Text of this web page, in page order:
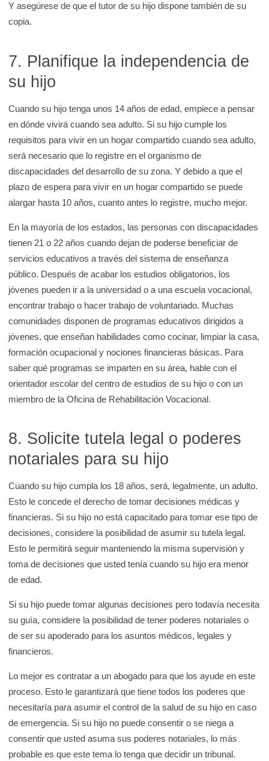
Y asegúrese de que el tutor de su hijo dispone también de su
copia.
7. Planifique la independencia de
su hijo
Cuando su hijo tenga unos 14 años de edad, empiece a pensar
en dónde vivirá cuando sea adulto. Si su hijo cumple los
requisitos para vivir en un hogar compartido cuando sea adulto,
será necesario que lo registre en el organismo de
discapacidades del desarrollo de su zona. Y debido a que el
plazo de espera para vivir en un hogar compartido se puede
alargar hasta 10 años, cuanto antes lo registre, mucho mejor.
En la mayoría de los estados, las personas con discapacidades
tienen 21 o 22 años cuando dejan de poderse beneficiar de
servicios educativos a través del sistema de enseñanza
público. Después de acabar los estudios obligatorios, los
jóvenes pueden ir a la universidad o a una escuela vocacional,
encontrar trabajo o hacer trabajo de voluntariado. Muchas
comunidades disponen de programas educativos dirigidos a
jóvenes, que enseñan habilidades como cocinar, limpiar la casa,
formación ocupacional y nociones financieras básicas. Para
saber qué programas se imparten en su área, hable con el
orientador escolar del centro de estudios de su hijo o con un
miembro de la Oficina de Rehabilitación Vocacional.
8. Solicite tutela legal o poderes
notariales para su hijo
Cuando su hijo cumpla los 18 años, será, legalmente, un adulto.
Esto le concede el derecho de tomar decisiones médicas y
financieras. Si su hijo no está capacitado para tomar ese tipo de
decisiones, considere la posibilidad de asumir su tutela legal.
Esto le permitirá seguir manteniendo la misma supervisión y
toma de decisiones que usted tenía cuando su hijo era menor
de edad.
Si su hijo puede tomar algunas decisiones pero todavía necesita
su guía, considere la posibilidad de tener poderes notariales o
de ser su apoderado para los asuntos médicos, legales y
financieros.
Lo mejor es contratar a un abogado para que los ayude en este
proceso. Esto le garantizará que tiene todos los poderes que
necesitaría para asumir el control de la salud de su hijo en caso
de emergencia. Si su hijo no puede consentir o se niega a
consentir que usted asuma sus poderes notariales, lo más
probable es que este tema lo tenga que decidir un tribunal.